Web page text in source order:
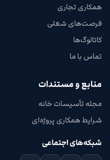
همکاری تجاری
فرصت‌های شغلی
کاتالوگ‌ها
تماس با ما
منابع و مستندات
مجله تأسیسات خانه
شرایط همکاری پروژه‌ای
شبکه‌های اجتماعی